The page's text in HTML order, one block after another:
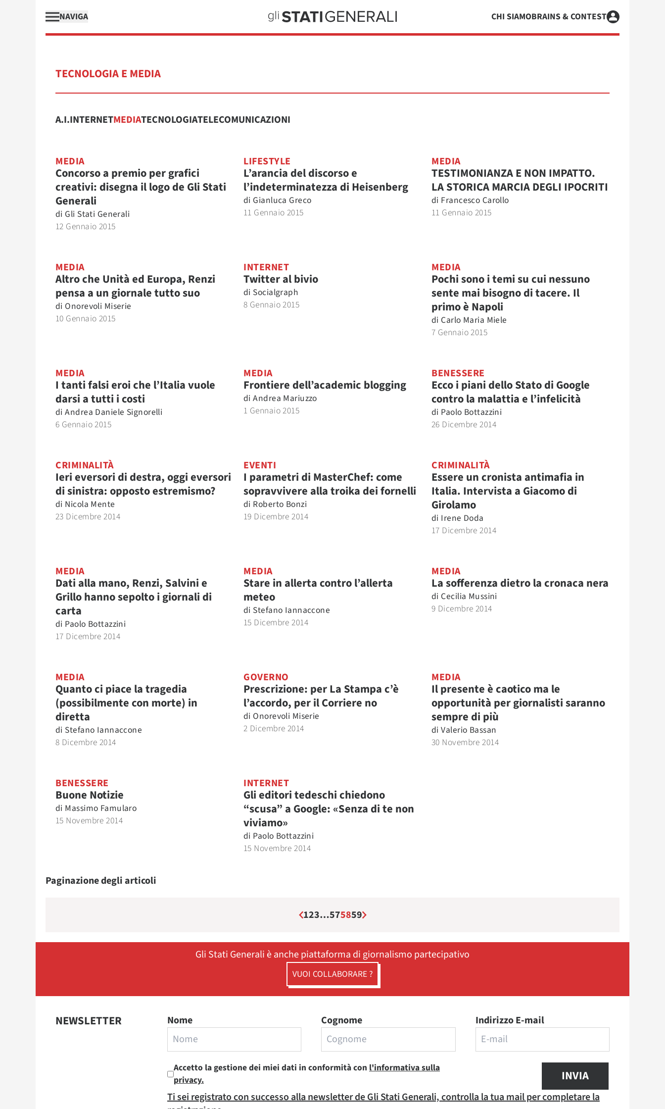
NAVIGA CHI SIAMOBRAINS & CONTEST
TECNOLOGIA E MEDIA
A.I.INTERNETMEDIATECNOLOGIATELECOMUNICAZIONI
MEDIA
Concorso a premio per grafici
creativi: disegna il logo de Gli Stati
Generali
di Gli Stati Generali
12 Gennaio 2015
LIFESTYLE
L’arancia del discorso e
l’indeterminatezza di Heisenberg
di Gianluca Greco
11 Gennaio 2015
MEDIA
TESTIMONIANZA E NON IMPATTO.
LA STORICA MARCIA DEGLI IPOCRITI
di Francesco Carollo
11 Gennaio 2015
MEDIA
Altro che Unità ed Europa, Renzi
pensa a un giornale tutto suo
di Onorevoli Miserie
10 Gennaio 2015
INTERNET
Twitter al bivio
di Socialgraph
8 Gennaio 2015
MEDIA
Pochi sono i temi su cui nessuno
sente mai bisogno di tacere. Il
primo è Napoli
di Carlo Maria Miele
7 Gennaio 2015
MEDIA
I tanti falsi eroi che l’Italia vuole
darsi a tutti i costi
di Andrea Daniele Signorelli
6 Gennaio 2015
MEDIA
Frontiere dell’academic blogging
di Andrea Mariuzzo
1 Gennaio 2015
BENESSERE
Ecco i piani dello Stato di Google
contro la malattia e l’infelicità
di Paolo Bottazzini
26 Dicembre 2014
CRIMINALITÀ
Ieri eversori di destra, oggi eversori
di sinistra: opposto estremismo?
di Nicola Mente
23 Dicembre 2014
EVENTI
I parametri di MasterChef: come
sopravvivere alla troika dei fornelli
di Roberto Bonzi
19 Dicembre 2014
CRIMINALITÀ
Essere un cronista antimafia in
Italia. Intervista a Giacomo di
Girolamo
di Irene Doda
17 Dicembre 2014
MEDIA
Dati alla mano, Renzi, Salvini e
Grillo hanno sepolto i giornali di
carta
di Paolo Bottazzini
17 Dicembre 2014
MEDIA
Stare in allerta contro l’allerta
meteo
di Stefano Iannaccone
15 Dicembre 2014
MEDIA
La sofferenza dietro la cronaca nera
di Cecilia Mussini
9 Dicembre 2014
MEDIA
Quanto ci piace la tragedia
(possibilmente con morte) in
diretta
di Stefano Iannaccone
8 Dicembre 2014
GOVERNO
Prescrizione: per La Stampa c’è
l’accordo, per il Corriere no
di Onorevoli Miserie
2 Dicembre 2014
MEDIA
Il presente è caotico ma le
opportunità per giornalisti saranno
sempre di più
di Valerio Bassan
30 Novembre 2014
BENESSERE
Buone Notizie
di Massimo Famularo
15 Novembre 2014
INTERNET
Gli editori tedeschi chiedono
“scusa” a Google: «Senza di te non
viviamo»
di Paolo Bottazzini
15 Novembre 2014
Paginazione degli articoli
123…575859
Gli Stati Generali è anche piattaforma di giornalismo partecipativo
VUOI COLLABORARE ?
NEWSLETTER Nome Cognome Indirizzo E-mail
Accetto la gestione dei miei dati in conformità con l'informativa sulla
privacy.
INVIA
Ti sei registrato con successo alla newsletter de Gli Stati Generali, controlla la tua mail per completare la